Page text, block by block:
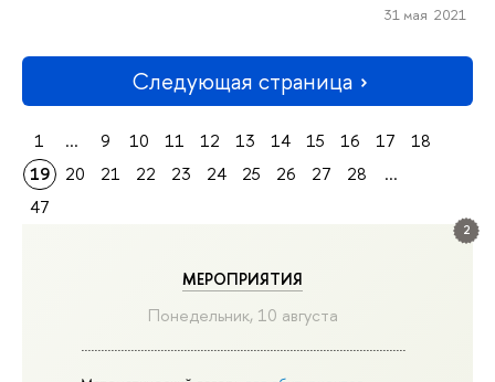
2
МЕРОПРИЯТИЯ
Понедельник, 10 августа
31 мая 2021
Следующая страница
1 ... 9 10 11 12 13 14 15 16 17
18
19
20 21 22 23 24 25 26 27 28
...
47